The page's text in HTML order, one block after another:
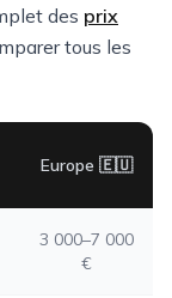
des prix
tous les
Europe 🇪🇺
3 000–7 000
€